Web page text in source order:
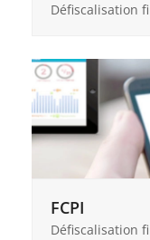
Défiscalisation
FCPI
Défiscalisation